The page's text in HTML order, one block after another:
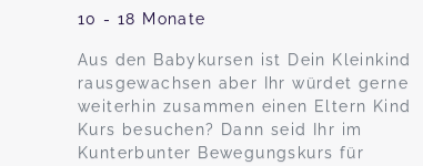
10 - 18 Monate
Aus den Babykursen ist Dein Kleinkind
rausgewachsen aber Ihr würdet gerne
weiterhin zusammen einen Eltern Kind
Kurs besuchen? Dann seid Ihr im
Kunterbunter Bewegungskurs für